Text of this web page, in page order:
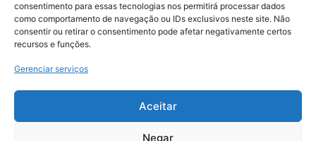
consentimento para essas tecnologias nos permitirá processar dados
como comportamento de navegação ou IDs exclusivos neste site. Não
consentir ou retirar o consentimento pode afetar negativamente certos
recursos e funções.
Gerenciar serviços
Aceitar
Negar
© 2026, Todos os direitos reservados | Desenvolvido por:
Digital Business| Hospedado por:NP Publicidade
Fale Conosco
Sobre Nós
Política de Segurança e Privacidade